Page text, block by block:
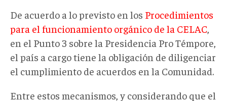
De acuerdo a lo previsto en los Procedimientos
para el funcionamiento orgánico de la CELAC
en el Punto 3 sobre la Presidencia Pro Témpore,
el país a cargo tiene la obligación de diligenciar
el cumplimiento de acuerdos en la Comunidad.
Entre estos mecanismos, y considerando que el